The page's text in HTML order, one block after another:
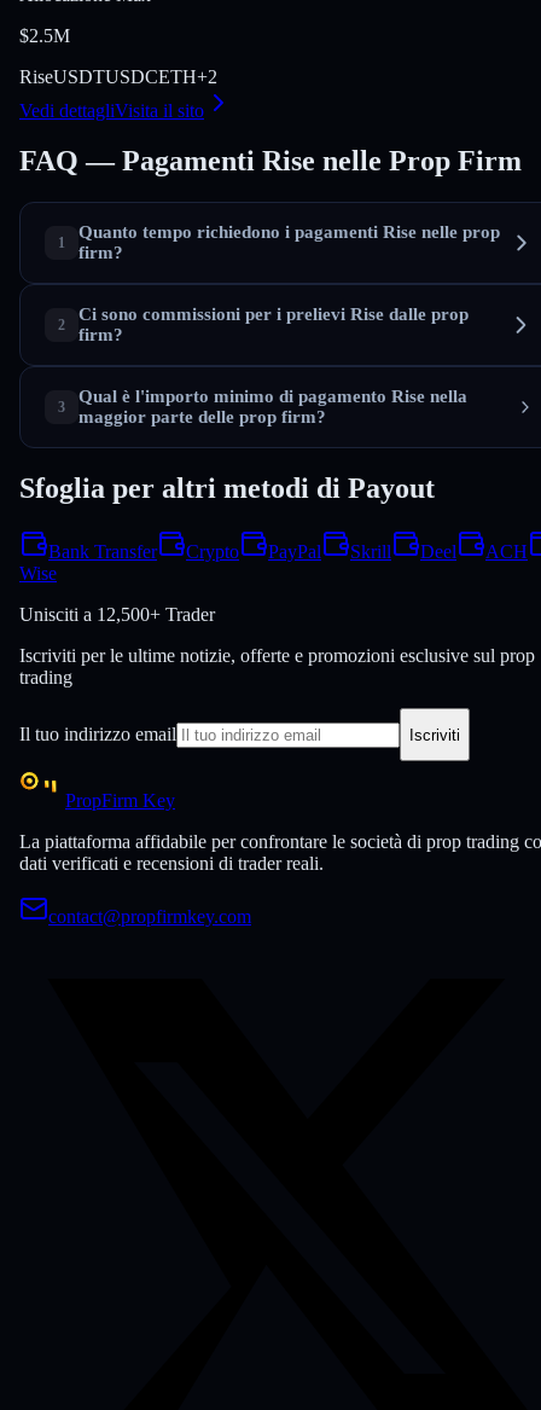
$2.5M
RiseUSDTUSDCETH+2
Vedi dettagliVisita il sito
FAQ — Pagamenti Rise nelle Prop Firm
Quanto tempo richiedono i pagamenti Rise nelle prop
firm?
Ci sono commissioni per i prelievi Rise dalle prop
firm?
Qual è l'importo minimo di pagamento Rise nella
maggior parte delle prop firm?
Sfoglia per altri metodi di Payout
Bank Transfer Crypto PayPal Skrill Deel
ACH
Wise
Unisciti a 12,500+ Trader
Iscriviti per le ultime notizie, offerte e promozioni esclusive sul prop
trading
Il tuo indirizzo email Iscriviti
PropFirm Key
La piattaforma affidabile per confrontare le società di prop trading
dati verificati e recensioni di trader reali.
contact@propfirmkey.com